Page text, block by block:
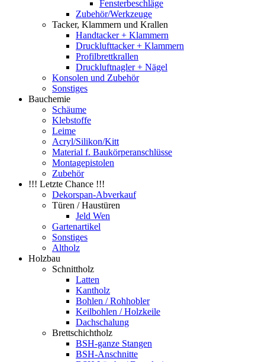
Fensterbeschläge
Zubehör/Werkzeuge
Tacker, Klammern und Krallen
Handtacker + Klammern
Drucklufttacker + Klammern
Profilbrettkrallen
Druckluftnagler + Nägel
Konsolen und Zubehör
Sonstiges
Bauchemie
Schäume
Klebstoffe
Leime
Acryl/Silikon/Kitt
Material f. Baukörperanschlüsse
Montagepistolen
Zubehör
!!! Letzte Chance !!!
Dekorspan-Abverkauf
Türen / Haustüren
Jeld Wen
Gartenartikel
Sonstiges
Altholz
Holzbau
Schnittholz
Latten
Kantholz
Bohlen / Rohhobler
Keilbohlen / Holzkeile
Dachschalung
Brettschichtholz
BSH-ganze Stangen
BSH-Anschnitte